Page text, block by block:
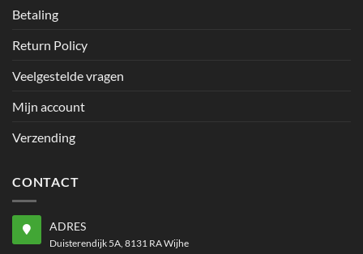
Betaling
Return Policy
Veelgestelde vragen
Mijn account
Verzending
CONTACT
ADRES
Duisterendijk 5A, 8131 RA Wijhe